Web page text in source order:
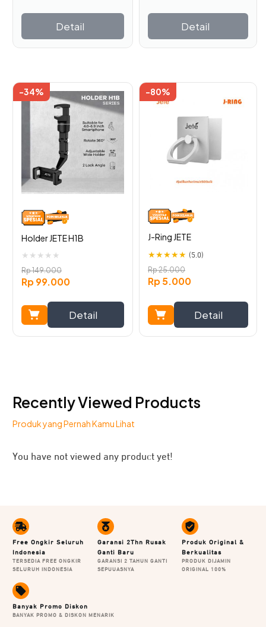
Detail Detail
-34%
Holder JETE H1B
★ ★ ★ ★ ★
Rp149.000
Rp99.000
Detail
-80%
J-Ring JETE
★★★★★ (5.0)
Rp25.000
Rp5.000
Detail
Recently Viewed Products
Produk yang Pernah Kamu Lihat
You have not viewed any product yet!
Free Ongkir Seluruh
Indonesia
TERSEDIA FREE ONGKIR
SELURUH INDONESIA
Garansi 2Thn Rusak
Ganti Baru
GARANSI 2 TAHUN GANTI
SEPUUASNYA
Produk Original &
Berkualitas
PRODUK DIJAMIN
ORIGINAL 100%
Banyak Promo Diskon
BANYAK PROMO & DISKON MENARIK